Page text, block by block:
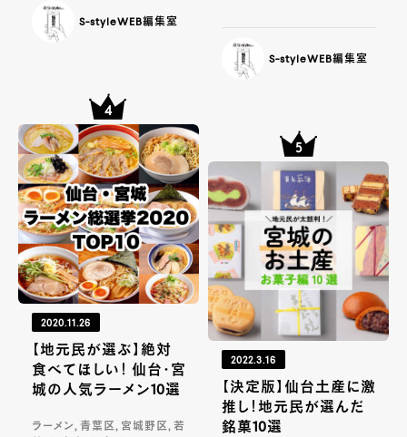
S-styleWEB編集室
S-styleWEB編集室
2020.11.26
【地元民が選ぶ】絶対
食べてほしい！ 仙台・宮
城の人気ラーメン10選
ラーメン, 青葉区, 宮城野区, 若
2022.3.16
【決定版】仙台土産に激
推し！地元民が選んだ
銘菓10選